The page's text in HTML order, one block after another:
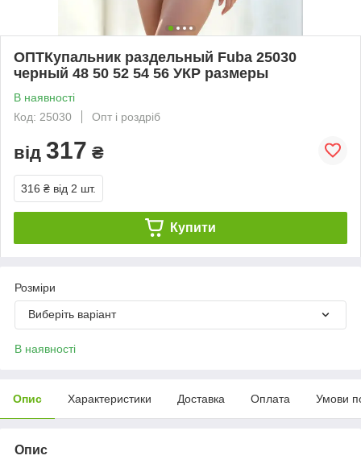
ОПТКупальник раздельный Fuba 25030
черный 48 50 52 54 56 УКР размеры
В наявності
Код: 25030
Опт і роздріб
від 317 ₴
316 ₴ від 2 шт.
Купити
Розміри
Виберіть варіант
В наявності
Опис Характеристики Доставка Оплата Умови
Опис